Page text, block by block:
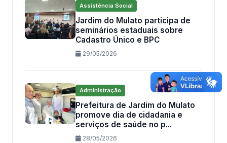
Assistência Social
Jardim do Mulato participa de
seminários estaduais sobre
Cadastro Único e BPC
29/05/2026
Administração
Prefeitura de Jardim do Mulato
promove dia de cidadania e
serviços de saúde no p...
28/05/2026